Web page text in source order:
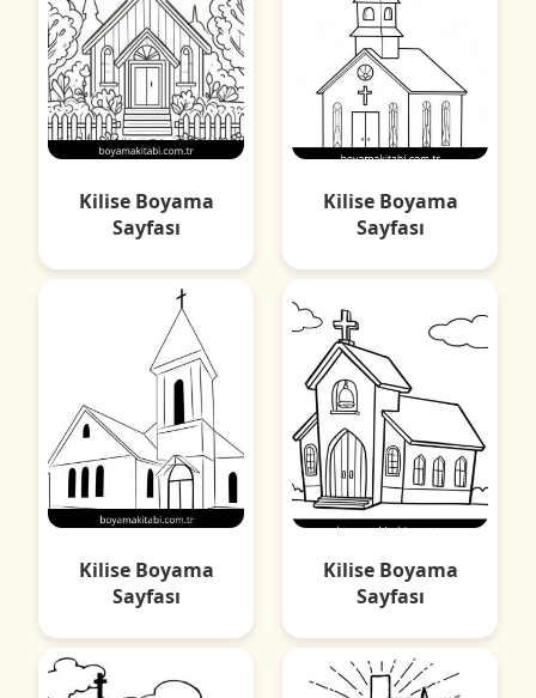
Kilise Boyama
Sayfası
Kilise Boyama
Sayfası
Kilise Boyama
Sayfası
Kilise Boyama
Sayfası